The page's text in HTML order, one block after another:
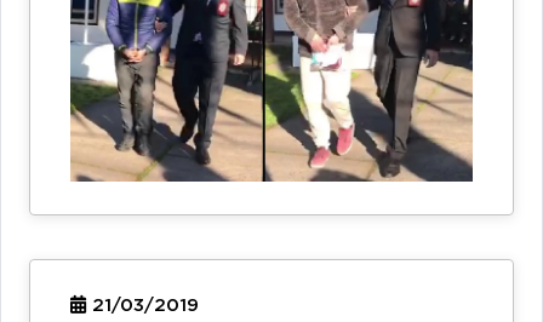
21/03/2019